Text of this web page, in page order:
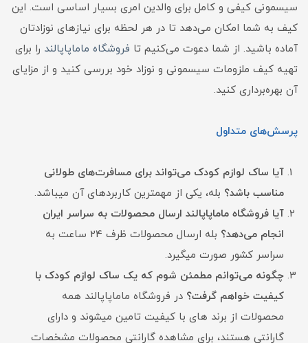
سیسمونی کیفی و کامل برای والدین امری بسیار اساسی است. این
کیف به شما امکان می‌دهد تا در هر لحظه برای نیازهای نوزادتان
آماده باشید. از شما دعوت می‌کنیم تا فروشگاه ماماپاپالند را برای
تهیه کیف ملزومات سیسمونی و نوزاد خود بررسی کنید و از مزایای
آن بهره‌برداری کنید.
پرسش‌های متداول
آیا ساک لوازم کودک می‌تواند برای مسافرت‌های طولانی
مناسب باشد؟ بله، یکی از مهمترین کاربردهای آن میباشد.
آیا فروشگاه ماماپاپالند ارسال محصولات به سراسر ایران
انجام می‌دهد؟
بله ارسال محصولات ظرف 24 ساعت به
سراسر کشور صورت میگیرد.
چگونه می‌توانم مطمئن شوم که یک ساک لوازم کودک با
کیفیت خواهم گرفت؟ در فروشگاه ماماپاپالند همه
محصولات از برند های با کیفیت تامین میشوند و دارای
گارانتی هستند، برای مشاهده گارانتی محصولات مشخصات